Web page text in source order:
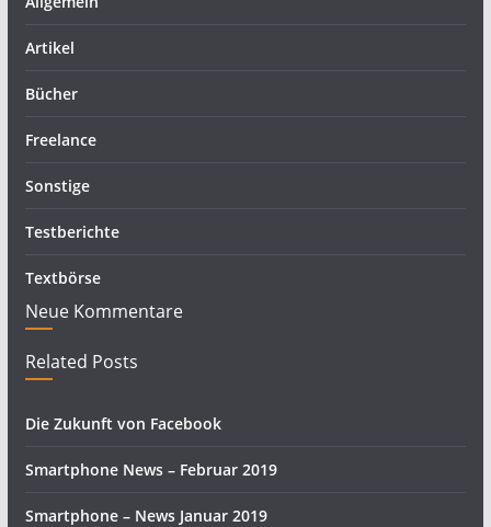
Artikel
Bücher
Freelance
Sonstige
Testberichte
Textbörse
Neue Kommentare
Related Posts
Die Zukunft von Facebook
Smartphone News – Februar 2019
Smartphone – News Januar 2019